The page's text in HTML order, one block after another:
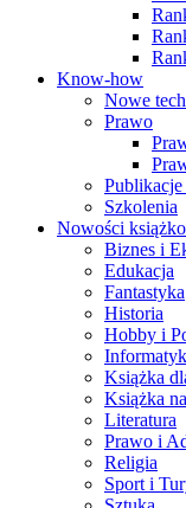
Know-how
Nowe
Prawo
Szkolenia
Nowości
Biznes i
Edukacja
Fantastyka
Historia
Hobby i
Książka
Książka
Literatura
Prawo i
Religia
Sport i